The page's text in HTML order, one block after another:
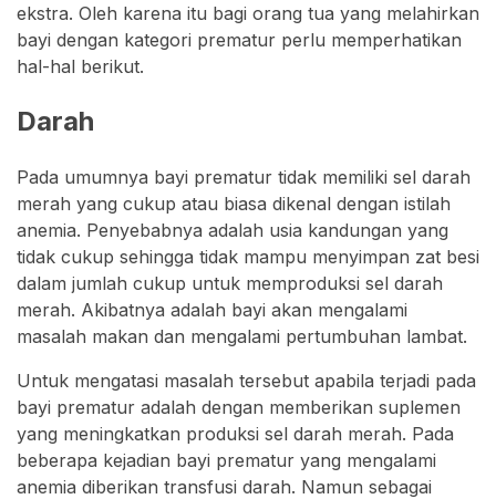
ekstra. Oleh karena itu bagi orang tua yang melahirkan
bayi dengan kategori prematur perlu memperhatikan
hal-hal berikut.
Darah
Pada umumnya bayi prematur tidak memiliki sel darah
merah yang cukup atau biasa dikenal dengan istilah
anemia. Penyebabnya adalah usia kandungan yang
tidak cukup sehingga tidak mampu menyimpan zat besi
dalam jumlah cukup untuk memproduksi sel darah
merah. Akibatnya adalah bayi akan mengalami
masalah makan dan mengalami pertumbuhan lambat.
Untuk mengatasi masalah tersebut apabila terjadi pada
bayi prematur adalah dengan memberikan suplemen
yang meningkatkan produksi sel darah merah. Pada
beberapa kejadian bayi prematur yang mengalami
anemia diberikan transfusi darah. Namun sebagai